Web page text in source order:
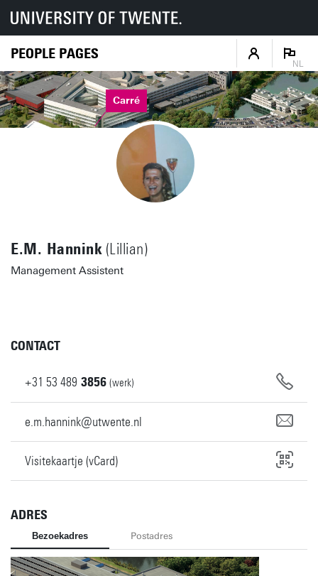
PEOPLE PAGES
NL
Carré
E.M. Hannink(Lillian)
Management Assistent
CONTACT
+31 53 489 3856 (werk)
e.m.hannink@utwente.nl
Visitekaartje (vCard)
ADRES
Bezoekadres Postadres